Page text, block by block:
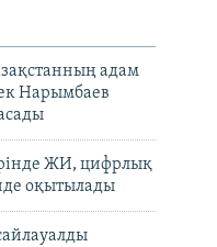
адам
Нарымбаев
ЖИ, цифрлық
оқытылады